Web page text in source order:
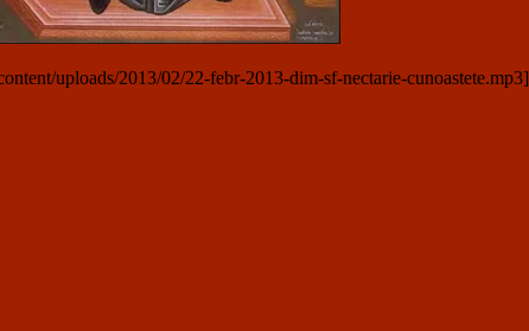
uploads/2013/02/22-febr-2013-dim-sf-nectarie-cunoastete.mp3]